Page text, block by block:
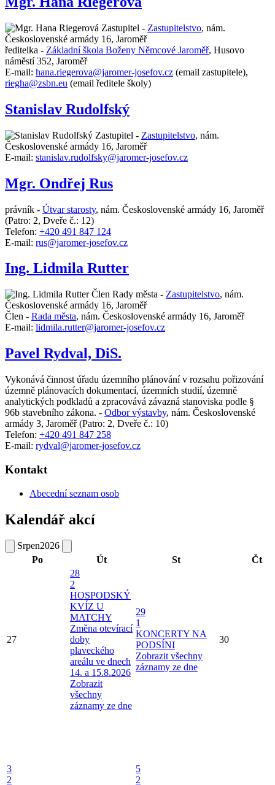
Zastupitel - Zastupitelstvo, nám.
Československé armády 16, Jaroměř
ředitelka - Základní škola Boženy Němcové Jaroměř, Husovo
náměstí 352, Jaroměř
E-mail: hana.riegerova@jaromer-josefov.cz (email zastupitele),
riegha@zsbn.eu (email ředitele školy)
Stanislav Rudolfský
Zastupitel - Zastupitelstvo, nám.
Československé armády 16, Jaroměř
E-mail: stanislav.rudolfsky@jaromer-josefov.cz
Mgr. Ondřej Rus
právník - Útvar starosty, nám. Československé armády 16, Jaroměř
(Patro: 2, Dveře č.: 12)
Telefon: +420 491 847 124
E-mail: rus@jaromer-josefov.cz
Ing. Lidmila Rutter
Člen Rady města - Zastupitelstvo, nám.
Československé armády 16, Jaroměř
Člen - Rada města, nám. Československé armády 16, Jaroměř
E-mail: lidmila.rutter@jaromer-josefov.cz
Pavel Rydval, DiS.
Vykonává činnost úřadu územního plánování v rozsahu pořizování
územně plánovacích dokumentací, územních studií, územně
analytických podkladů a zpracovává závazná stanoviska podle §
96b stavebního zákona. - Odbor výstavby, nám. Československé
armády 3, Jaroměř(Patro: 2, Dveře č.: 10)
Telefon: +420 491 847 258
E-mail: rydval@jaromer-josefov.cz
Kontakt
Abecední seznam osob
Kalendář akcí
Srpen2026
Po
Út St Čt
27
28
2
HOSPODSKÝ
KVÍZ U
MATCHY
Změna otevírací
doby
plaveckého
areálu ve dnech
14. a 15.8.2026
Zobrazit
všechny
záznamy ze dne
29
1
KONCERTY NA
PODSÍNI
Zobrazit všechny
záznamy ze dne
30
3
2
5
2